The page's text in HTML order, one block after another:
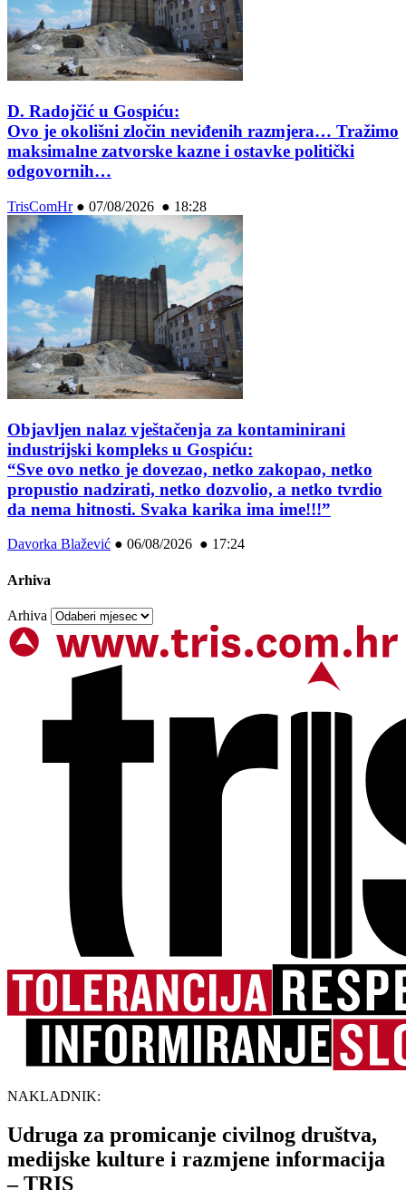
D. Radojčić u Gospiću:
Ovo je okolišni zločin neviđenih razmjera… Tražimo
maksimalne zatvorske kazne i ostavke politički
odgovornih…
TrisComHr● 07/08/2026 ● 18:28
Objavljen nalaz vještačenja za kontaminirani
industrijski kompleks u Gospiću:
“Sve ovo netko je dovezao, netko zakopao, netko
propustio nadzirati, netko dozvolio, a netko tvrdio
da nema hitnosti. Svaka karika ima ime!!!”
Davorka Blažević ● 06/08/2026 ● 17:24
Arhiva
Arhiva
NAKLADNIK:
Udruga za promicanje civilnog društva,
medijske kulture i razmjene informacija
– TRIS